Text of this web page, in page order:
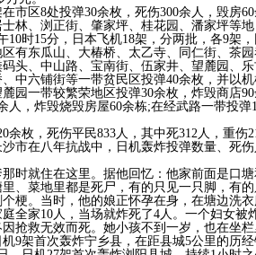
市区8处投弹30余枚，死伤300余人，毁房
林、浏正街、肇家坪、桂花园、潘家坪等
10时15分，日本飞机18架，分两批，各9架
有东瓜山、大椿桥、太乙寺、同仁街、茶
头、中山路、宝南街、伍家井、望麓园、
中六铺街等一带贫民区投弹40余枚，并以
园一带较繁荣地区投弹30余枚，炸毁商店
人，炸毁烧毁房屋60余栋;在经武路一带投
余枚，死伤平民833人，其中死312人，重
市在八年抗战中，日机轰炸投弹数量、死
时就住在这里。据他回忆：他家前面是口
、菜地里都是死尸，有的只见一只脚，有
梗。当时，他的娘正怀孕在身，在塘边洗
全家10人，当场就炸死了4人。一个妇女
抢救无效而死。她小孩不到一岁，也在坐
机9架首次轰炸宁乡县，在距县城5公里的历